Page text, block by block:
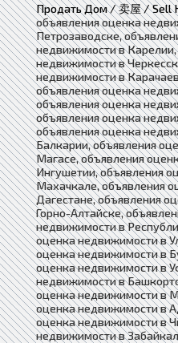
Продать Дом / 卖屋 / Sell
объявления оценка
Петрозаводске,
недвижимости в
недвижимости в
недвижимости в
объявления оценка
объявления оценка
объявления оценка
объявления оценка
Балкарии, объявления
Магасе, объявления
Ингушетии, объявления
Махачкале, объявления
Дагестане, объявления
Горно-Алтайске,
недвижимости в
оценка недвижимости в
оценка недвижимости в
оценка недвижимости в
недвижимости в
оценка недвижимости в
оценка недвижимости в
оценка недвижимости в
недвижимости в